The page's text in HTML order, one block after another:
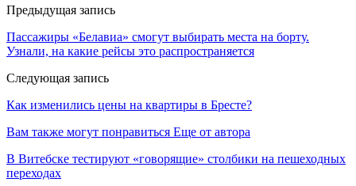
Предыдущая запись
Пассажиры «Белавиа» смогут выбирать места на борту.
Узнали, на какие рейсы это распространяется
Следующая запись
Как изменились цены на квартиры в Бресте?
Вам также могут понравиться Еще от автора
В Витебске тестируют «говорящие» столбики на пешеходных
переходах